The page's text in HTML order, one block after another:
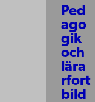
Ped
ago
gik
och
lära
rfort
bild